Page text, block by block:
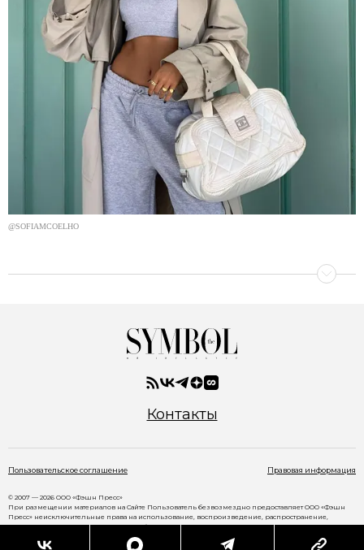
@SOFIAMCOELHO
Контакты
Пользовательское соглашение Правовая информация
© 2007 — 2026 ООО «Фэшн Пресс»
При размещении материалов на Сайте Пользователь безвозмездно предоставляет ООО «Фэшн
Пресс» неисключительные права на использование, воспроизведение, распространение,
создание производных произведений, а также на демонстрацию материалов и доведение их до
www.thesymbol.ru